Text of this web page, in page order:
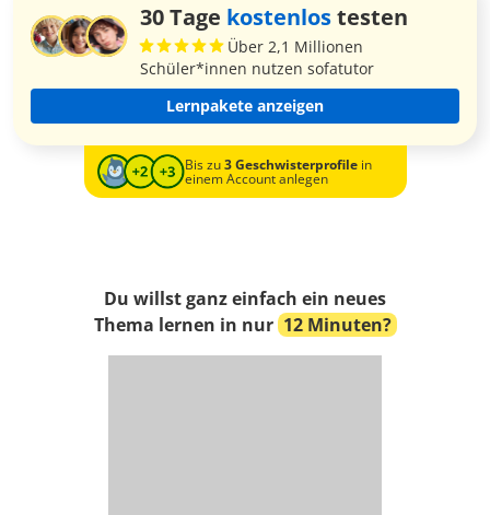
30 Tage kostenlostesten
Über 2,1 Millionen
Schüler*innen nutzen sofatutor
Lernpakete anzeigen
Bis zu3 Geschwisterprofilein
einem Account anlegen
Du willst ganz einfach ein neues
Thema lernen in nur 12 Minuten?